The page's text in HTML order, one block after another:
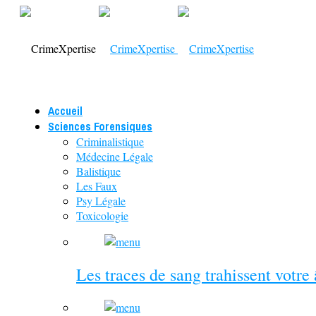
Accueil
Sciences Forensiques
Criminalistique
Médecine Légale
Balistique
Les Faux
Psy Légale
Toxicologie
Les traces de sang trahissent votre